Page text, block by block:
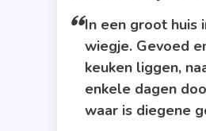
In een groot huis
wiegje. Gevoed
keuken liggen,
enkele dagen
waar is diegene